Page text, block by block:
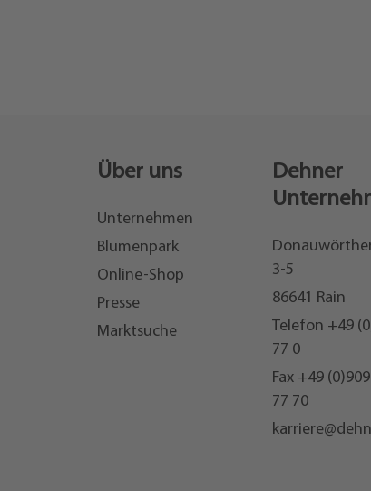
Über uns
Unternehmen
Blumenpark
Online-Shop
Presse
Marktsuche
Dehner
3-5
86641 Rain
Telefon +49
77 0
Fax +49
77 70